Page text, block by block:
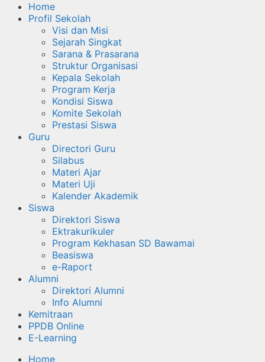
Home
Profil Sekolah
Visi dan Misi
Sejarah Singkat
Sarana & Prasarana
Struktur Organisasi
Kepala Sekolah
Program Kerja
Kondisi Siswa
Komite Sekolah
Prestasi Siswa
Guru
Directori Guru
Silabus
Materi Ajar
Materi Uji
Kalender Akademik
Siswa
Direktori Siswa
Ektrakurikuler
Program Kekhasan SD Bawamai
Beasiswa
e-Raport
Alumni
Direktori Alumni
Info Alumni
Kemitraan
PPDB Online
E-Learning
Home